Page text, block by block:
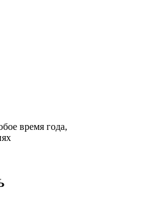
время года,